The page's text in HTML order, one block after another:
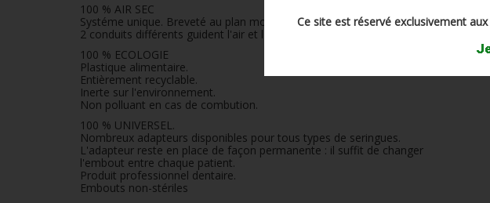
Ce site est réservé exclusivement
100 % AIR SEC
Systéme unique. Breveté au plan mondial.
2 conduits différents guident l'air et l'eau de la seringue jusqu'à l'extrémité de
100 % ECOLOGIE
Plastique alimentaire.
Entièrement recyclable.
Inerte sur l'environnement.
Non polluant en cas de combution.
100 % UNIVERSEL.
Nombreux adapteurs disponibles pour tous types de seringues.
L'adapteur reste en place de façon permanente : il suffit de changer
l'embout entre chaque patient.
Produit professionnel dentaire.
Embouts non-stériles